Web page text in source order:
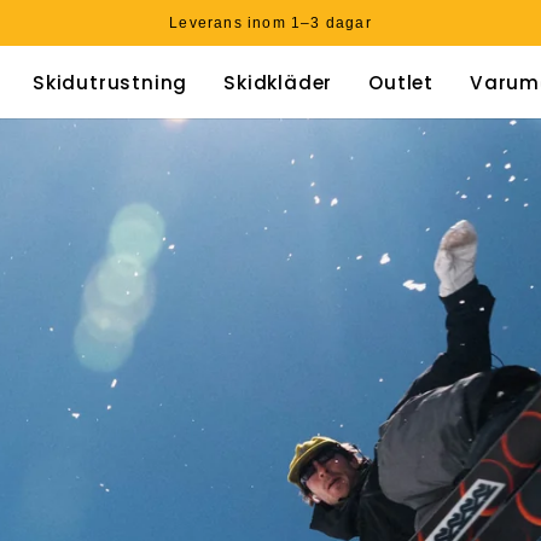
Leverans inom 1–3 dagar
Skidutrustning Skidkläder Outlet